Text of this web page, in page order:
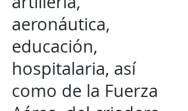
aeronáutica,
educación,
hospitalaria, así
como de la Fuerza